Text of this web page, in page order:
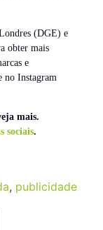
(DGE) e
obter mais
e
no Instagram
mais.
sociais.
, publicidade